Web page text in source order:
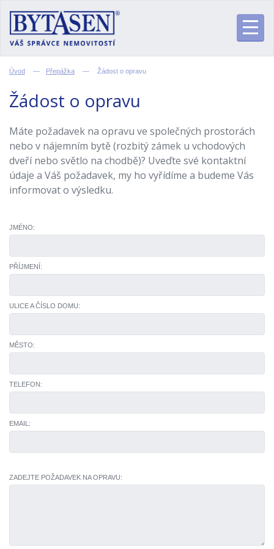
Úvod — Přepážka — Žádost o opravu
Žádost o opravu
Máte požadavek na opravu ve společných prostorách
nebo v nájemním bytě (rozbitý zámek u vchodových
dveří nebo světlo na chodbě)? Uveďte své kontaktní
údaje a Váš požadavek, my ho vyřídíme a budeme Vás
informovat o výsledku.
JMÉNO:
PŘÍJMENÍ:
ULICE A ČÍSLO DOMU:
MĚSTO:
TELEFON:
EMAIL:
ZADEJTE POŽADAVEK NA OPRAVU: